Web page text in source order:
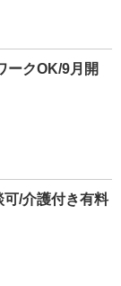
ークOK/9月開
可/介護付き有料